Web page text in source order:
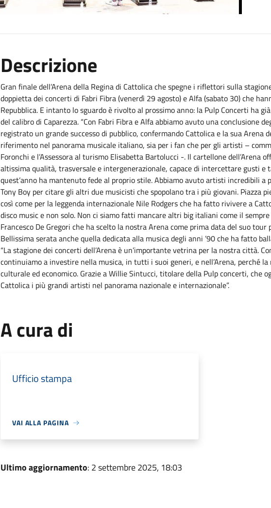
Descrizione
Gran finale dell’Arena della Regina di Cattolica che spegne i riflettori sulla
doppietta dei concerti di Fabri Fibra (venerdì 29 agosto) e Alfa (sabato 30) che
Repubblica. E intanto lo sguardo è rivolto al prossimo anno: la Pulp Concerti ha
del calibro di Caparezza. “Con Fabri Fibra e Alfa abbiamo avuto una conclusione
registrato un grande successo di pubblico, confermando Cattolica e la sua Arena
riferimento nel panorama musicale italiano, sia per i fan che per gli artisti –
Foronchi e l’Assessora al turismo Elisabetta Bartolucci -. Il cartellone dell’Arena
altissima qualità, trasversale e intergenerazionale, capace di intercettare gusti e
quest’anno ha mantenuto fede al proprio stile. Abbiamo avuto artisti incredibili a
Tony Boy per citare gli altri due musicisti che spopolano tra i più giovani. Piazza
così come per la leggenda internazionale Nile Rodgers che ha fatto rivivere a
disco music e non solo. Non ci siamo fatti mancare altri big italiani come il
Francesco De Gregori che ha scelto la nostra Arena come prima data del suo
Bellissima serata anche quella dedicata alla musica degli anni ’90 che ha fatto
“La stagione dei concerti dell’Arena è un’importante vetrina per la nostra città.
continuiamo a investire nella musica, in tutti i suoi generi, e nell’Arena, perché
culturale ed economico. Grazie a Willie Sintucci, titolare della Pulp concerti, che
Cattolica i più grandi artisti nel panorama nazionale e internazionale”.
A cura di
Ufficio stampa
VAI ALLA PAGINA
Ultimo aggiornamento: 2 settembre 2025, 18:03